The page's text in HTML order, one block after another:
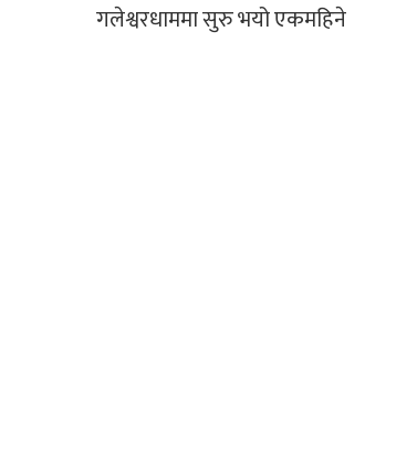
गलेश्वरधाममा सुरु भयो एकमहिने